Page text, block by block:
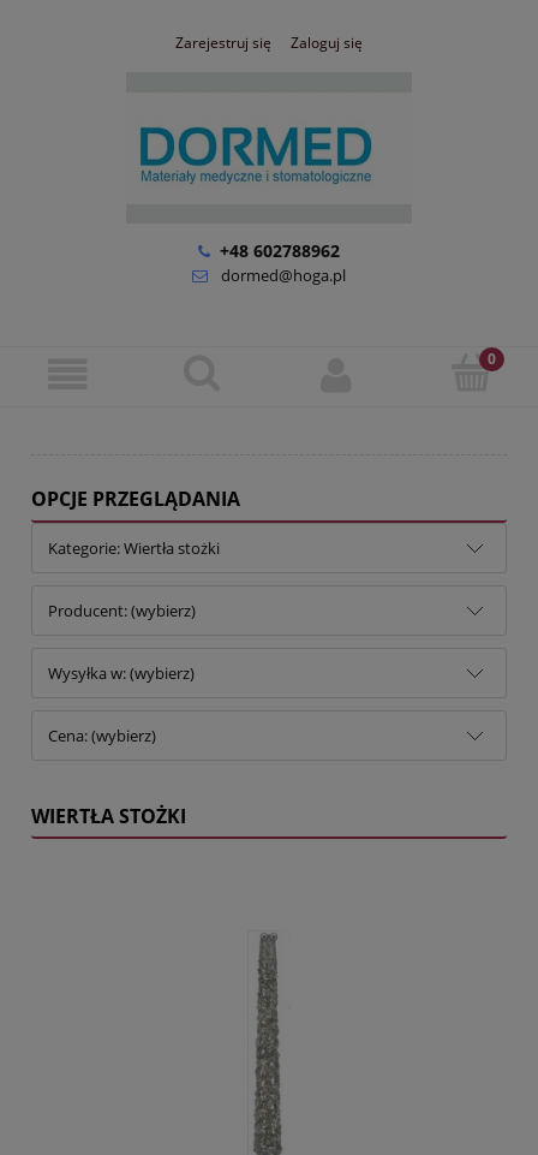
Zarejestruj się Zaloguj się
+48 602788962
dormed@hoga.pl
OPCJE PRZEGLĄDANIA
Kategorie: Wiertła stożki
Producent: (wybierz)
Wysyłka w: (wybierz)
Cena: (wybierz)
WIERTŁA STOŻKI